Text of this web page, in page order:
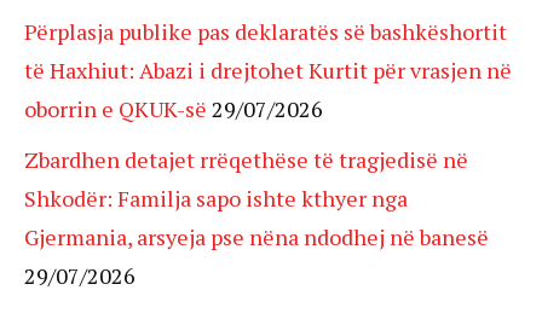
Përplasja publike pas deklaratës së bashkëshortit
të Haxhiut: Abazi i drejtohet Kurtit për vrasjen në
oborrin e QKUK-së 29/07/2026
Zbardhen detajet rrëqethëse të tragjedisë në
Shkodër: Familja sapo ishte kthyer nga
Gjermania, arsyeja pse nëna ndodhej në banesë
29/07/2026